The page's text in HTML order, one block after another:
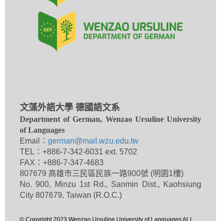
文藻外語大學 德國語文系
Department of German, Wenzao Ursuline University
of Languages
Email： german@mail.wzu.edu.tw
TEL：+886-7-342-6031 ext. 5702
FAX：+886-7-347-4683
807679 高雄市三民區民族一路900號 (明園1樓)
No. 900, Minzu 1st Rd., Sanmin Dist., Kaohsiung
City 807679, Taiwan (R.O.C.)
© Copyright 2023 Wenzao Ursuline University of Languages ALL